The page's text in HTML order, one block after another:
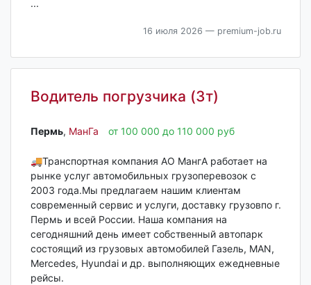
...
16 июля 2026 — premium-job.ru
Водитель погрузчика (3т)
Пермь‎, МанГа от 100 000 до 110 000 руб
🚚Транспортная компания АО МангА работает на
рынке услуг автомобильных грузоперевозок с
2003 года.Мы предлагаем нашим клиентам
современный сервис и услуги, доставку грузовпо г.
Пермь и всей России. Наша компания на
сегодняшний день имеет собственный автопарк
состоящий из грузовых автомобилей Газель, MAN,
Mercedes, Hyundai и др. выполняющих ежедневные
рейсы.